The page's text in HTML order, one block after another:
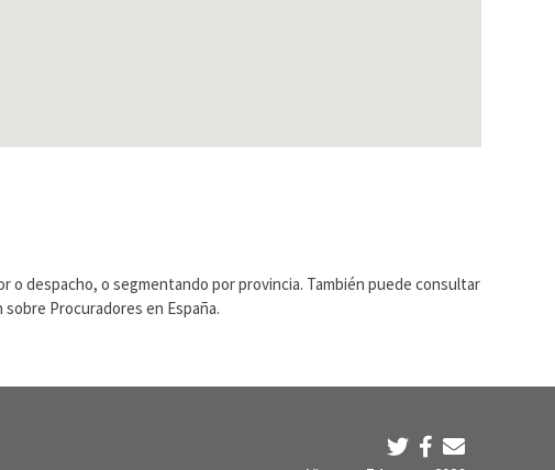
despacho, o segmentando por provincia. También puede consultar
Procuradores en España.